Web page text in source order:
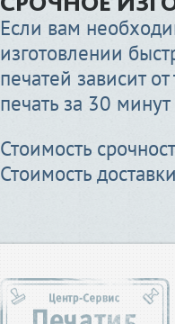
Если вам
изготовлении
печатей зависит
печать за 30
Стоимость
Стоимость